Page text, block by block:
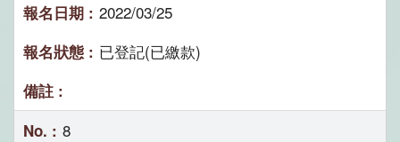
2022/03/25
已登記(已繳款)
8